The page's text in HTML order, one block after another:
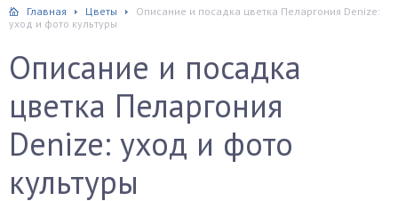
Главная Цветы
Описание и посадка цветка Пеларгония Denize:
уход и фото культуры
Описание и посадка
цветка Пеларгония
Denize: уход и фото
культуры